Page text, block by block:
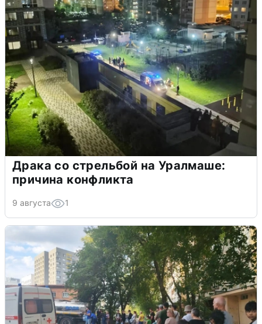
Драка со стрельбой на Уралмаше:
причина конфликта
9 августа 1